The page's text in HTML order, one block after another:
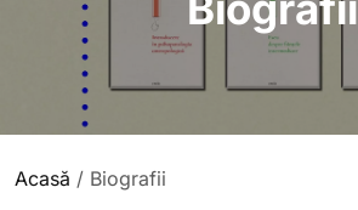
Acasă / Biografii